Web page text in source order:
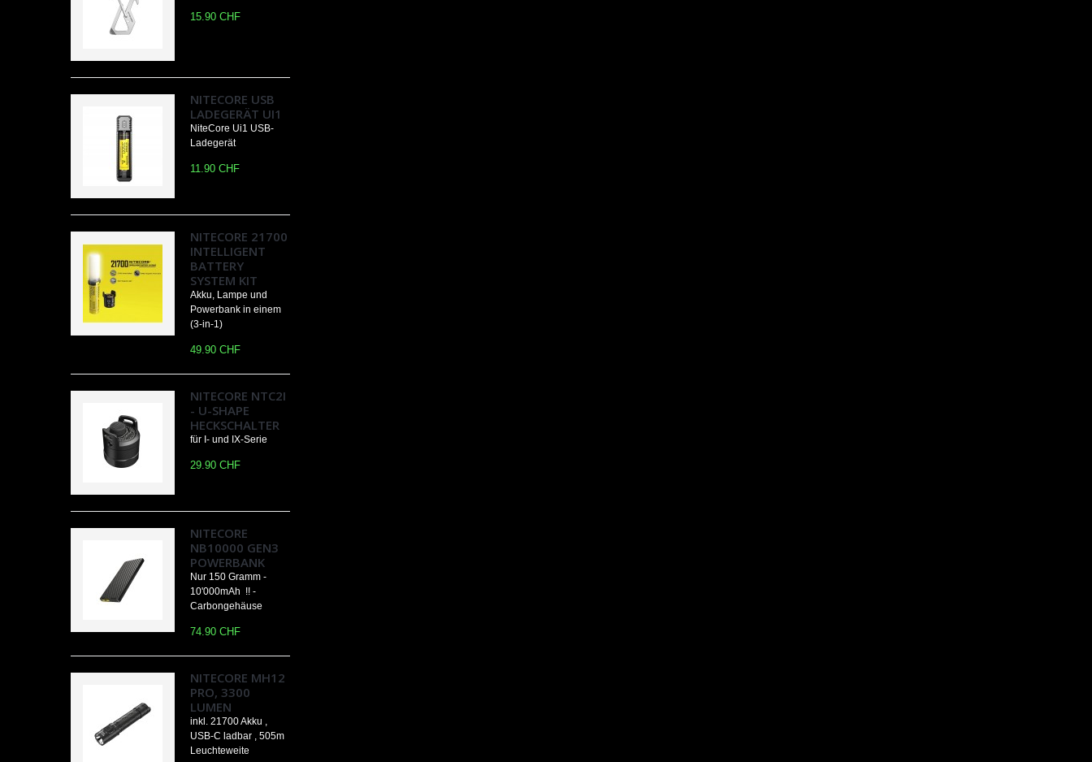
15.90 CHF
NITECORE USB
LADEGERÄT UI1
NiteCore Ui1 USB-
Ladegerät
11.90 CHF
NITECORE 21700
INTELLIGENT
BATTERY
SYSTEM KIT
Akku, Lampe und
Powerbank in einem
(3-in-1)
49.90 CHF
NITECORE NTC2I
- U-SHAPE
HECKSCHALTER
für I- und IX-Serie
29.90 CHF
NITECORE
NB10000 GEN3
POWERBANK
Nur 150 Gramm -
10'000mAh !! -
Carbongehäuse
74.90 CHF
NITECORE MH12
PRO, 3300
LUMEN
inkl. 21700 Akku ,
USB-C ladbar , 505m
Leuchteweite